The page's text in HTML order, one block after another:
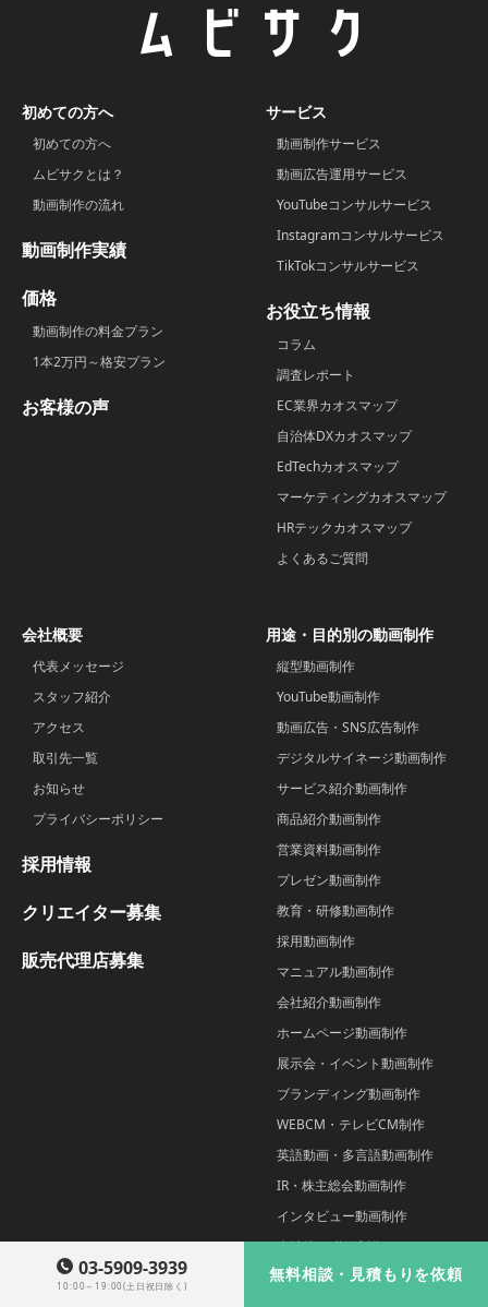
初めての方へ
初めての方へ
ムビサクとは？
動画制作の流れ
動画制作実績
価格
動画制作の料金プラン
1本2万円～格安プラン
お客様の声
サービス
動画制作サービス
動画広告運用サービス
YouTubeコンサルサービス
Instagramコンサルサービス
TikTokコンサルサービス
お役立ち情報
コラム
調査レポート
EC業界カオスマップ
自治体DXカオスマップ
EdTechカオスマップ
マーケティングカオスマップ
HRテックカオスマップ
よくあるご質問
会社概要
代表メッセージ
スタッフ紹介
アクセス
取引先一覧
お知らせ
プライバシーポリシー
採用情報
クリエイター募集
販売代理店募集
用途・目的別の動画制作
縦型動画制作
YouTube動画制作
動画広告・SNS広告制作
デジタルサイネージ動画制作
サービス紹介動画制作
商品紹介動画制作
営業資料動画制作
プレゼン動画制作
教育・研修動画制作
採用動画制作
マニュアル動画制作
会社紹介動画制作
ホームページ動画制作
展示会・イベント動画制作
ブランディング動画制作
WEBCM・テレビCM制作
英語動画・多言語動画制作
IR・株主総会動画制作
インタビュー動画制作
自治体PR動画制作
学校紹介動画制作
03-5909-3939
10:00～19:00(土日祝日除く)
無料相談・見積もりを依頼